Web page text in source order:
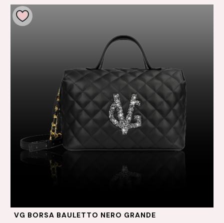
VG BORSA BAULETTO NERO GRANDE